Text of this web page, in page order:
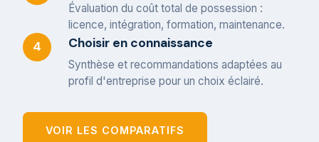
Évaluation du coût total de possession :
licence, intégration, formation, maintenance.
4 Choisir en connaissance
Synthèse et recommandations adaptées au
profil d'entreprise pour un choix éclairé.
VOIR LES COMPARATIFS